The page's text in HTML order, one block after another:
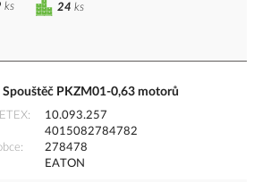
24 ks
ks
Spouštěč PKZM01-0,63 motorů
10.093.257
4015082784782
278478
EATON